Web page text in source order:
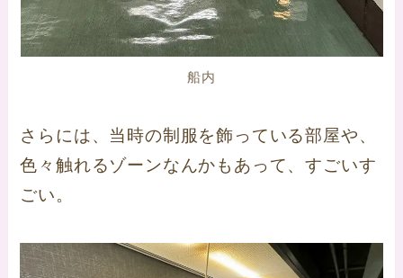
船内
さらには、当時の制服を飾っている部屋や、
色々触れるゾーンなんかもあって、すごいす
ごい。